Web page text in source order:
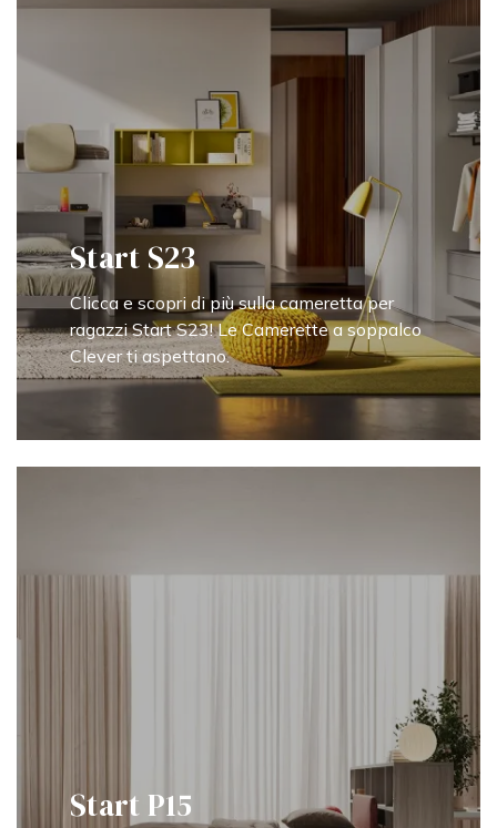
Start S23
Clicca e scopri di più sulla cameretta per
ragazzi Start S23! Le Camerette a soppalco
Clever ti aspettano.
Start P15